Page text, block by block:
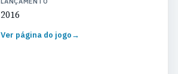
2016
Ver página do jogo→